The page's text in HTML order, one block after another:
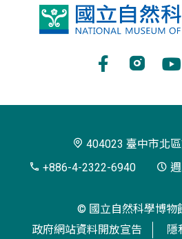
國
博
404023 臺中市北
+886-4-2322-6940
© 國立自然科學博物
政府網站資料開放宣告
隱